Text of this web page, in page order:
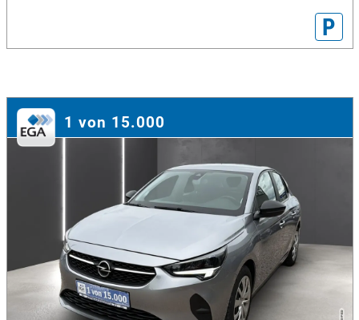
P
1 von 15.000